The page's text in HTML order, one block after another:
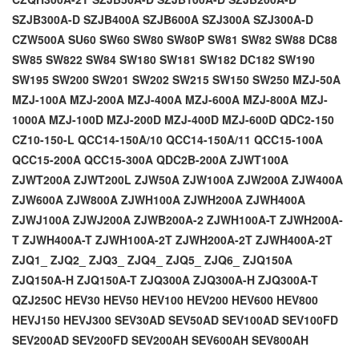
SZJB300A-D SZJB400A SZJB600A SZJ300A SZJ300A-D
CZW500A SU60 SW60 SW80 SW80P SW81 SW82 SW88 DC88
SW85 SW822 SW84 SW180 SW181 SW182 DC182 SW190
SW195 SW200 SW201 SW202 SW215 SW150 SW250 MZJ-50A
MZJ-100A MZJ-200A MZJ-400A MZJ-600A MZJ-800A MZJ-
1000A MZJ-100D MZJ-200D MZJ-400D MZJ-600D QDC2-150
CZ10-150-L QCC14-150A/10 QCC14-150A/11 QCC15-100A
QCC15-200A QCC15-300A QDC2B-200A ZJWT100A
ZJWT200A ZJWT200L ZJW50A ZJW100A ZJW200A ZJW400A
ZJW600A ZJW800A ZJWH100A ZJWH200A ZJWH400A
ZJWJ100A ZJWJ200A ZJWB200A-2 ZJWH100A-T ZJWH200A-
T ZJWH400A-T ZJWH100A-2T ZJWH200A-2T ZJWH400A-2T
ZJQ1_ ZJQ2_ ZJQ3_ ZJQ4_ ZJQ5_ ZJQ6_ ZJQ150A
ZJQ150A-H ZJQ150A-T ZJQ300A ZJQ300A-H ZJQ300A-T
QZJ250C HEV30 HEV50 HEV100 HEV200 HEV600 HEV800
HEVJ150 HEVJ300 SEV30AD SEV50AD SEV100AD SEV100FD
SEV200AD SEV200FD SEV200AH SEV600AH SEV800AH